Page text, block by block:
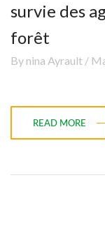
survie des
forêt
By nina Ayrault /
READ MORE